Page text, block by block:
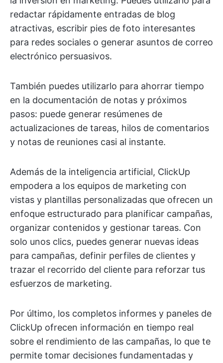
redactar rápidamente entradas de blog
atractivas, escribir pies de foto interesantes
para redes sociales o generar asuntos de correo
electrónico persuasivos.
También puedes utilizarlo para ahorrar tiempo
en la documentación de notas y próximos
pasos: puede generar resúmenes de
actualizaciones de tareas, hilos de comentarios
y notas de reuniones casi al instante.
Además de la inteligencia artificial, ClickUp
empodera a los equipos de marketing con
vistas y plantillas personalizadas que ofrecen un
enfoque estructurado para planificar campañas,
organizar contenidos y gestionar tareas. Con
solo unos clics, puedes generar nuevas ideas
para campañas, definir perfiles de clientes y
trazar el recorrido del cliente para reforzar tus
esfuerzos de marketing.
Por último, los completos informes y paneles de
ClickUp ofrecen información en tiempo real
sobre el rendimiento de las campañas, lo que te
permite tomar decisiones fundamentadas y